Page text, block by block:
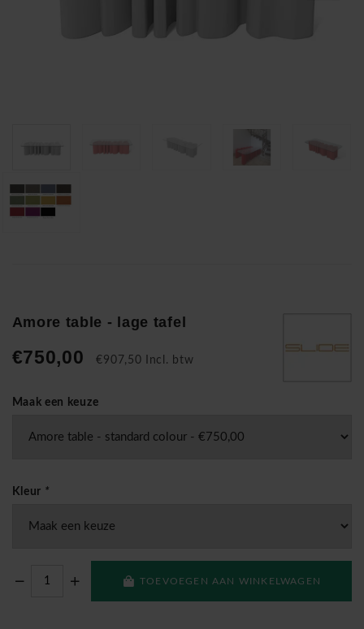
Amore table - lage tafel
€750,00 €907,50 Incl. btw
Maak een keuze
Kleur *
TOEVOEGEN AAN WINKELWAGEN